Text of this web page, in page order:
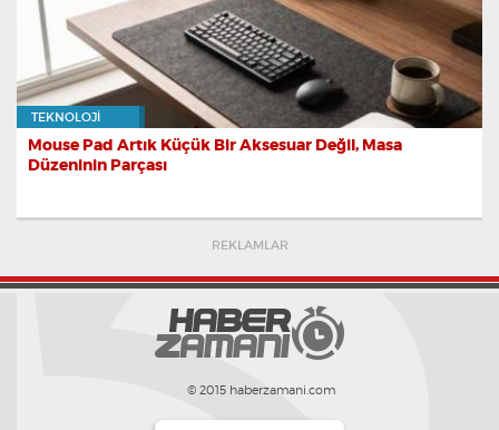
TEKNOLOJI
Mouse Pad Artık Küçük Bir Aksesuar Değil, Masa
Düzeninin Parçası
REKLAMLAR
© 2015 haberzamani.com